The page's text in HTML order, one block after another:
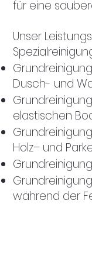
für eine
Unser
Dusch- und
elastischen
Holz– und
während der